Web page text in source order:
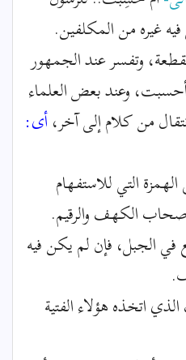
غيره من المكلفين.
وتفسر عند الجمهور
وعند بعض العلماء
من كلام إلى آخر،أى:
التي للاستفهام
الكهف والرقيم.
الجبل، فإن لم يكن فيه
اتخذه هؤلاء الفتية